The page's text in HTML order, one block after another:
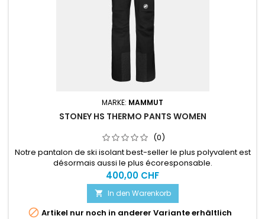
MARKE: MAMMUT
STONEY HS THERMO PANTS WOMEN
(0)
Notre pantalon de ski isolant best-seller le plus polyvalent est
désormais aussi le plus écoresponsable.
400,00 CHF
 In den Warenkorb
 Artikel nur noch in anderer Variante erhältlich